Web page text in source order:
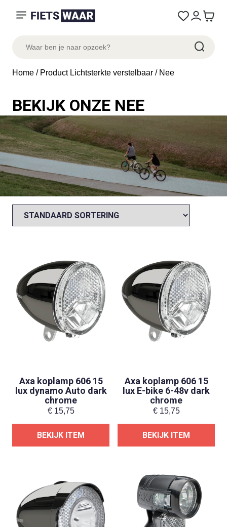
Home / Product Lichtsterkte verstelbaar / Nee
BEKIJK ONZE NEE
Axa koplamp 606 15
lux dynamo Auto dark
chrome
€15,75
BEKIJK ITEM
Axa koplamp 606 15
lux E-bike 6-48v dark
chrome
€15,75
BEKIJK ITEM